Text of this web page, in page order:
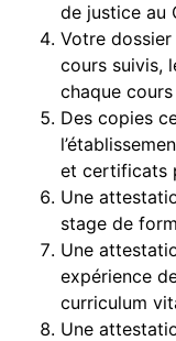
de justice au
Votre
cours suivis,
chaque
Des copies
et certificats
Une
stage de
Une
expérience
curriculum
Une